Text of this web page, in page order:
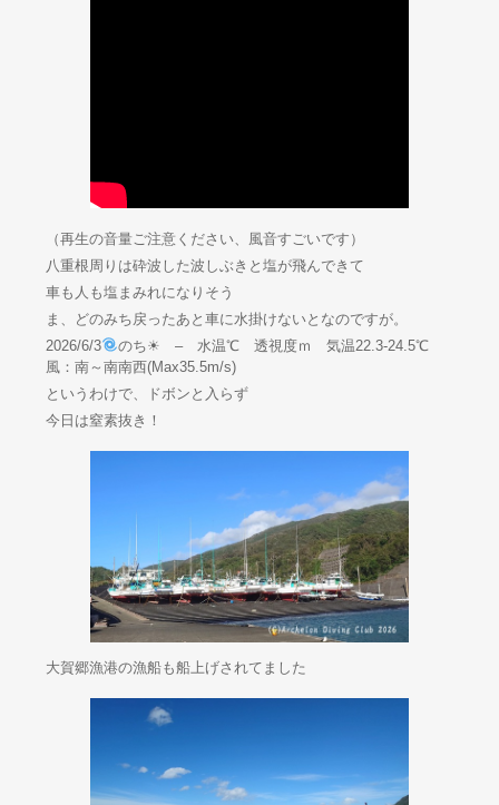
（再生の音量ご注意ください、風音すごいです）
八重根周りは砕波した波しぶきと塩が飛んできて
車も人も塩まみれになりそう
ま、どのみち戻ったあと車に水掛けないとなのですが。
2026/6/3
のち☀ – 水温℃ 透視度ｍ 気温22.3-24.5℃
風：南～南南西(Max35.5m/s)
というわけで、ドボンと入らず
今日は窒素抜き！
大賀郷漁港の漁船も船上げされてました